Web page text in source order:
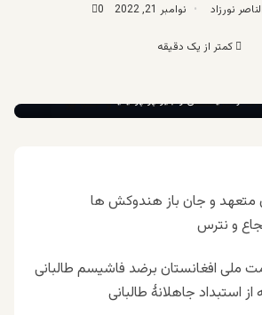
نورزاد نوامبر 21, 2022 0
کمتر از یک دقیقه
امنیت ملی و جیو پو پولیتیک
متعهد و جان باز هندوکش ها
و نترس
ملی افغانستان برضد فاشیسم طالبانی
استبداد جاهلانۀ طالبانی